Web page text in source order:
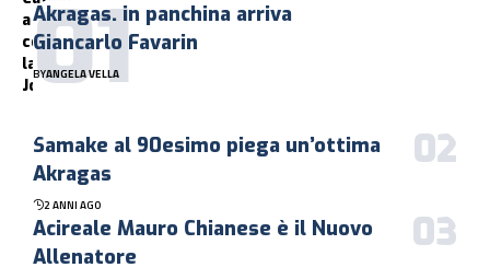
Akragas. in panchina arriva
Giancarlo Favarin
BYANGELA VELLA
Samake al 90esimo piega un’ottima
Akragas
2 ANNI AGO
Acireale Mauro Chianese è il Nuovo
Allenatore